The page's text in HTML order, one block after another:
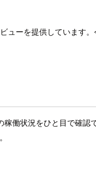
ューを提供しています
働状況をひと目で確認